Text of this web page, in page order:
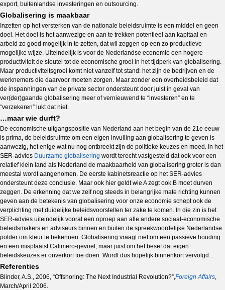
export, buitenlandse investeringen en outsourcing.
Globalisering is maakbaar
Inzetten op het versterken van de nationale beleidsruimte is een middel en geen
doel. Het doel is het aanwezige en aan te trekken potentieel aan kapitaal en
arbeid zo goed mogelijk in te zetten, dat wil zeggen op een zo productieve
mogelijke wijze. Uiteindelijk is voor de Nederlandse economie een hogere
productiviteit de sleutel tot de economische groei in het tijdperk van globalisering.
Maar productiviteitsgroei komt niet vanzelf tot stand: het zijn de bedrijven en de
werknemers die daarvoor moeten zorgen. Maar zonder een overheidsbeleid dat
de inspanningen van de private sector ondersteunt door juist in geval van
ver(der)gaande globalisering meer of vernieuwend te “investeren” en te
“verzekeren” lukt dat niet.
…maar wie durft?
De economische uitgangspositie van Nederland aan het begin van de 21e eeuw
is prima, de beleidsruimte om een eigen invulling aan globalisering te geven is
aanwezig, het enige wat nu nog ontbreekt zijn de politieke keuzes en moed. In het
SER-advies Duurzame globalisering wordt terecht vastgesteld dat ook voor een
relatief klein land als Nederland de maakbaarheid van globalisering groter is dan
meestal wordt aangenomen. De eerste kabinetsreactie op het SER-advies
ondersteunt deze conclusie. Maar ook hier geldt wie A zegt ook B moet durven
zeggen. De erkenning dat we zelf nog steeds in belangrijke mate richting kunnen
geven aan de betekenis van globalisering voor onze economie schept ook de
verplichting met duidelijke beleidsvoorstellen ter zake te komen. In die zin is het
SER-advies uiteindelijk vooral een oproep aan alle andere sociaal-economische
beleidsmakers en adviseurs binnen en buiten de spreekwoordelijke Nederlandse
polder om kleur te bekennen. Globalisering vraagt niet om een passieve houding
en een misplaatst Calimero-gevoel, maar juist om het besef dat eigen
beleidskeuzes er onverkort toe doen. Wordt dus hopelijk binnenkort vervolgd…
Referenties
Blinder, A.S., 2006, “Offshoring: The Next Industrial Revolution?”,Foreign Affairs,
March/April 2006.